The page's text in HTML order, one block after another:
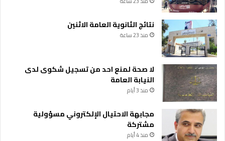
نتائج الثانوية العامة الاثنين
منذ 23 ساعة
لا صحة لمنع احد من تسجيل شكوى لدى
النيابة العامة
منذ 3 أيام
مجابهة الاحتيال الإلكتروني مسؤولية
مشتركة
منذ 4 أيام